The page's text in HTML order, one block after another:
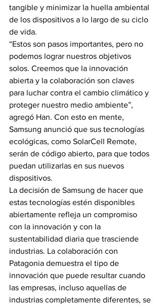
tangible y minimizar la huella ambiental
de los dispositivos a lo largo de su ciclo
de vida.
“Estos son pasos importantes, pero no
podemos lograr nuestros objetivos
solos. Creemos que la innovación
abierta y la colaboración son claves
para luchar contra el cambio climático y
proteger nuestro medio ambiente”,
agregó Han. Con esto en mente,
Samsung anunció que sus tecnologías
ecológicas, como SolarCell Remote,
serán de código abierto, para que todos
puedan utilizarlas en sus nuevos
dispositivos.
La decisión de Samsung de hacer que
estas tecnologías estén disponibles
abiertamente refleja un compromiso
con la innovación y con la
sustentabilidad diaria que trasciende
industrias. La colaboración con
Patagonia demuestra el tipo de
innovación que puede resultar cuando
las empresas, incluso aquellas de
industrias completamente diferentes, se